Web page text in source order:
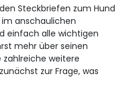
Steckbriefen zum Hund
anschaulichen
einfach alle wichtigen
mehr über seinen
zahlreiche weitere
zur Frage, was